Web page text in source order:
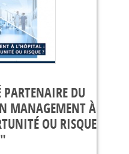
PARTENAIRE DU
MANAGEMENT À
OU RISQUE